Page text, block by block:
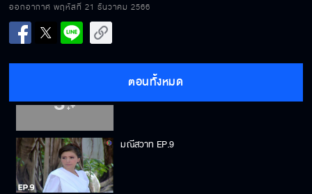
ออกอากาศ พฤหัสที่ 21 ธันวาคม 2566
ตอนทั้งหมด
มณีสวาท EP.8
มณีสวาท EP.9